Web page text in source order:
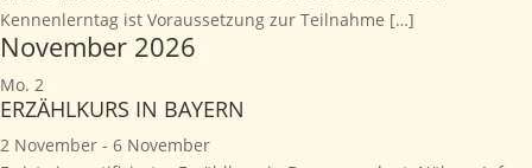
Kennenlerntag ist Voraussetzung zur Teilnahme […]
November 2026
Mo. 2
ERZÄHLKURS IN BAYERN
2 November - 6 November